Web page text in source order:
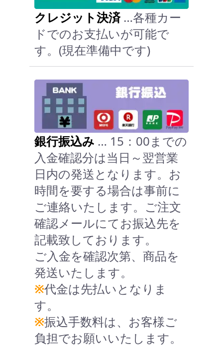
クレジット決済…各種カー
ドでのお支払いが可能で
す。(現在準備中です)
銀行振込み … 15：00までの
入金確認分は当日～翌営業
日内の発送となります。お
時間を要する場合は事前に
ご連絡いたします。ご注文
確認メールにてお振込先を
記載致しております。
ご入金を確認次第、商品を
発送いたします。
※代金は先払いとなりま
す。
※振込手数料は、お客様ご
負担でお願いいたします。